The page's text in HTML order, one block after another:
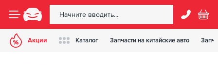
Акции Каталог Запчасти на китайские авто